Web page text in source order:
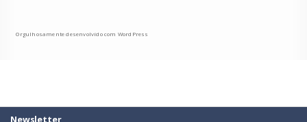
Orgulhosamente desenvolvido com WordPress
Newsletter